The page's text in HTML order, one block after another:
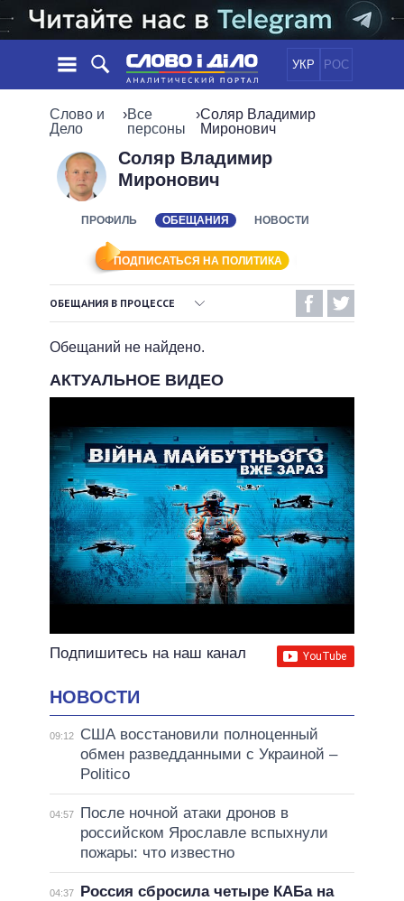
УКР РОС
НОВОСТИ
ЛЕНТА
СОБЫТИЯ
ОБЗОРЫ
ДАЙДЖЕСТЫ
ПОЛИТИКА
ЭКОНОМИКА
ОБЕЩАНИЯ
ПРЕЗИДЕНТ И ОФИС
ВЕРХОВНАЯ РАДА
КАБИНЕТ МИНИСТРОВ
ГЛАВЫ ОБЛАДМИНИСТРАЦИЙ
ИНФОГРАФИКА
ВИДЕО
ПОДДЕРЖАТЬ
СРАВНЕНИЕ ПОЛИТИКОВ
Слово и
Дело
›Все
персоны
›Соляр Владимир
Миронович
Соляр Владимир
Миронович
ПРОФИЛЬ ОБЕЩАНИЯ НОВОСТИ
ПОДПИСАТЬСЯ НА ПОЛИТИКА
ОБЕЩАНИЯ В ПРОЦЕССЕ
ОБЕЩАНИЯ В ПРОЦЕССЕ
ВСЕ ОБЕЩАНИЯ
АРХИВНЫЕ ОБЕЩАНИЯ
Обещаний не найдено.
АКТУАЛЬНОЕ ВИДЕО
Подпишитесь на наш канал
НОВОСТИ
09:12
США восстановили полноценный
обмен разведданными с Украиной –
Politico
04:57
После ночной атаки дронов в
российском Ярославле вспыхнули
пожары: что известно
04:37
Россия сбросила четыре КАБа на